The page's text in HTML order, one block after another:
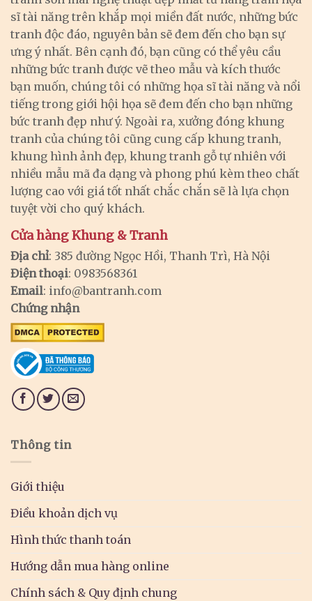
sĩ tài năng trên khắp mọi miền đất nước, những bức
tranh độc đáo, nguyên bản sẽ đem đến cho bạn sự
ưng ý nhất. Bên cạnh đó, bạn cũng có thể yêu cầu
những bức tranh được vẽ theo mẫu và kích thước
bạn muốn, chúng tôi có những họa sĩ tài năng và nổi
tiếng trong giới hội họa sẽ đem đến cho bạn những
bức tranh đẹp như ý. Ngoài ra, xưởng đóng khung
tranh của chúng tôi cũng cung cấp khung tranh,
khung hình ảnh đẹp, khung tranh gỗ tự nhiên với
nhiều mẫu mã đa dạng và phong phú kèm theo chất
lượng cao với giá tốt nhất chắc chắn sẽ là lựa chọn
tuyệt vời cho quý khách.
Cửa hàng Khung & Tranh
Địa chỉ: 385 đường Ngọc Hồi, Thanh Trì, Hà Nội
Điện thoại: 0983568361
Email: info@bantranh.com
Chứng nhận
Thông tin
Giới thiệu
Điều khoản dịch vụ
Hình thức thanh toán
Hướng dẫn mua hàng online
Chính sách & Quy định chung